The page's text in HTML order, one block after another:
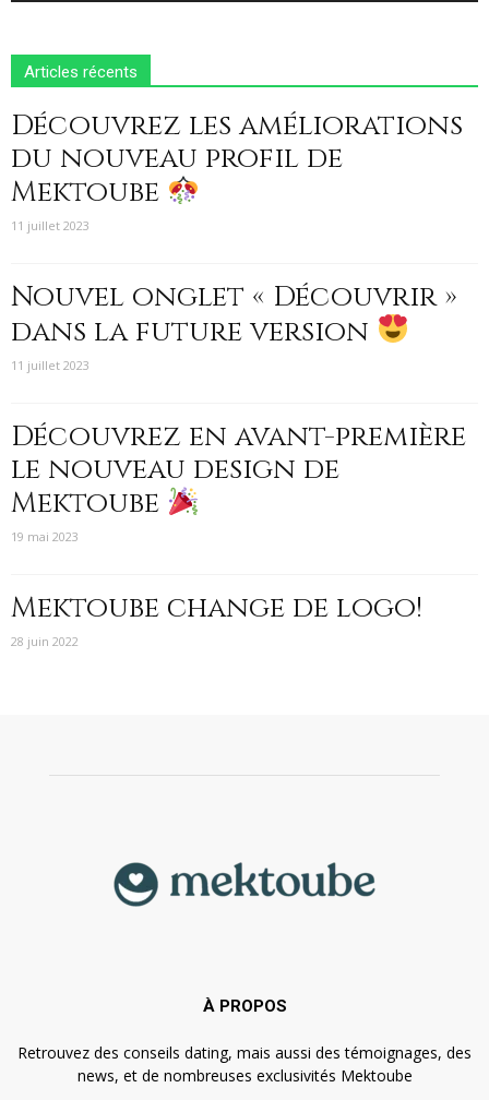
Articles récents
Découvrez les améliorations
du nouveau profil de
Mektoube
11 juillet 2023
Nouvel onglet « Découvrir »
dans la future version
11 juillet 2023
Découvrez en avant-première
le nouveau design de
Mektoube
19 mai 2023
Mektoube change de logo!
28 juin 2022
À PROPOS
Retrouvez des conseils dating, mais aussi des témoignages, des
news, et de nombreuses exclusivités Mektoube